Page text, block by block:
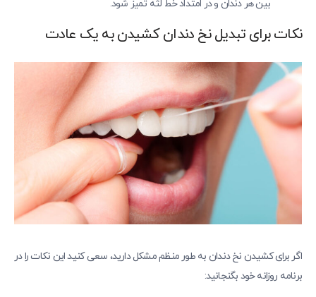
بین هر دندان و در امتداد خط لثه تمیز شود.
نکات برای تبدیل نخ دندان کشیدن به یک عادت
اگر برای کشیدن نخ دندان به طور منظم مشکل دارید، سعی کنید این نکات را در
برنامه روزانه خود بگنجانید: